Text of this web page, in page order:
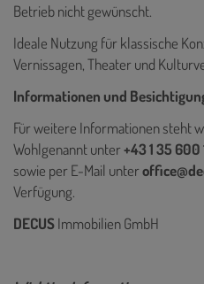
Betrieb nicht gewünscht.
Ideale Nutzung für klassische
Vernissagen, Theater und
Informationen und
Für weitere Informationen steht
Wohlgenannt unter+43 1 35 600
sowie per E-Mail unter
Verfügung.
DECUSImmobilien GmbH